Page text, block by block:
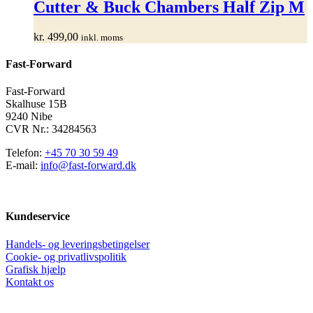
flere
Mulighederne
Cutter & Buck Chambers Half Zip M
kr. 499,00 inkl. moms
Fast-Forward
Fast-Forward
Skalhuse 15B
9240 Nibe
CVR Nr.: 34284563
Telefon: +45 70 30 59 49
E-mail: info@fast-forward.dk
Kundeservice
Handels- og leveringsbetingelser
Cookie- og privatlivspolitik
Grafisk hjælp
Kontakt os